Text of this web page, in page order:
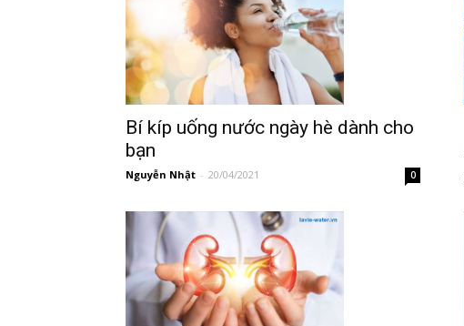
Bí kíp uống nước ngày hè dành cho
bạn
Nguyễn Nhật - 20/04/2021 0